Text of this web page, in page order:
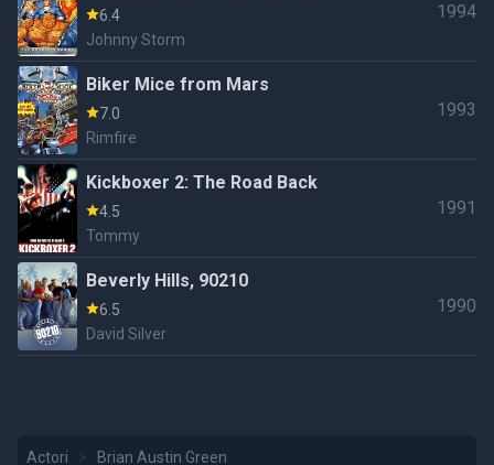
6.4
Johnny Storm
1994
Biker Mice from Mars
7.0
Rimfire
1993
Kickboxer 2: The Road Back
4.5
Tommy
1991
Beverly Hills, 90210
6.5
David Silver
1990
Actori Brian Austin Green